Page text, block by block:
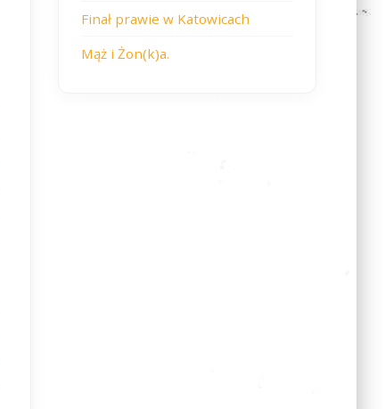
Finał prawie w Katowicach
Mąż i Żon(k)a.